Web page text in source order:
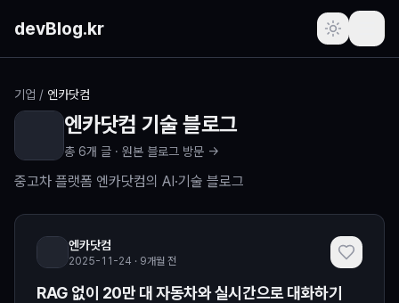
devBlog.kr
포스트
주간 인기글
최근 본 글
프로필 (로그인 필요)
기업 / 엔카닷컴
엔카닷컴 기술 블로그
총 6개 글 · 원본 블로그 방문 →
중고차 플랫폼 엔카닷컴의 AI·기술 블로그
엔카닷컴
2025-11-24 · 9개월 전
RAG 없이 20만 대 자동차와 실시간으로 대화하기